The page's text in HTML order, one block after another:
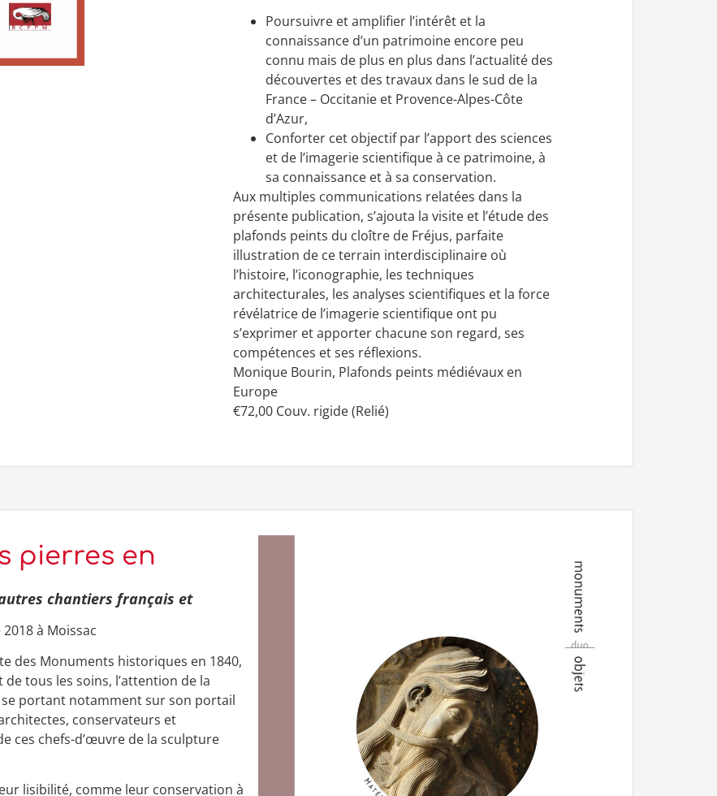
Poursuivre et amplifier l’intérêt et la
connaissance d’un patrimoine encore peu
connu mais de plus en plus dans l’actualité des
découvertes et des travaux dans le sud de la
France – Occitanie et Provence-Alpes-Côte
d’Azur,
Conforter cet objectif par l’apport des sciences
et de l’imagerie scientifique à ce patrimoine, à
sa connaissance et à sa conservation.
Aux multiples communications relatées dans la
présente publication, s’ajouta la visite et l’étude des
plafonds peints du cloître de Fréjus, parfaite
illustration de ce terrain interdisciplinaire où
l’histoire, l’iconographie, les techniques
architecturales, les analyses scientifiques et la force
révélatrice de l’imagerie scientifique ont pu
s’exprimer et apporter chacune son regard, ses
compétences et ses réflexions.
Monique Bourin, Plafonds peints médiévaux en
Europe
€72,00 Couv. rigide (Relié)
pierres en
chantiers français et
à Moissac
des Monuments historiques en 1840,
de tous les soins, l’attention de la
portant notamment sur son portail
conservateurs et
ces chefs-d’œuvre de la sculpture
lisibilité, comme leur conservation à